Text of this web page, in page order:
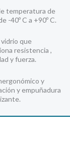
temperatura de
-40º C a +90º C.
vidrio que
resistencia ,
y fuerza.
y
y empuñadura